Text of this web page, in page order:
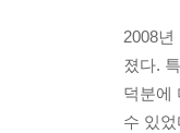
2008
졌다.
덕분에
수 있